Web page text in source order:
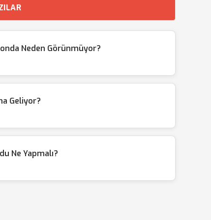
Neden Görünmüyor?
Geliyor?
Ne Yapmalı?